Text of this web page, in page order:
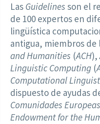
Las Guidelines son el
de 100 expertos en
lingüística
antigua, miembros de
and Humanities (ACH),
Linguistic Computing (
Computational
dispuesto de ayudas
Comunidades Europeas
Endowment for the